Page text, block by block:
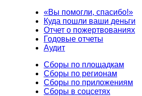
«Вы помогли, спасибо!»
Куда пошли ваши деньги
Отчет о пожертвованиях
Годовые отчеты
Аудит
Сборы по площадкам
Сборы по регионам
Сборы по приложениям
Сборы в соцсетях